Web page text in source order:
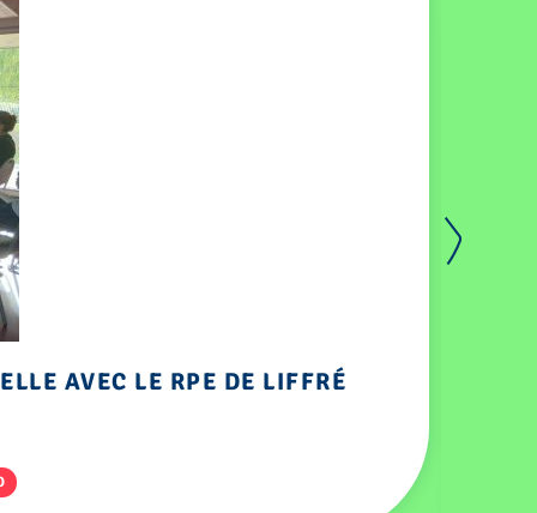
AVEC LE RPE DE LIFFRÉ